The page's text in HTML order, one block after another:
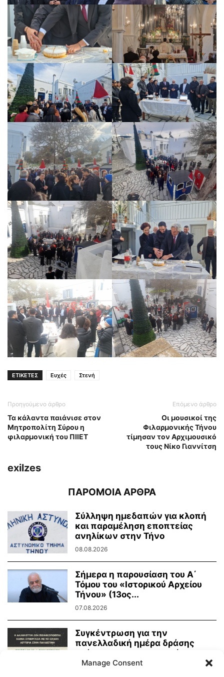
ΕΤΙΚΕΤΕΣ Ευχές Στενή
Προηγούμενο άρθρο
Τα κάλαντα παιάνισε στον
Μητροπολίτη Σύρου η
φιλαρμονική του ΠΙΙΕΤ
Επόμενο άρθρο
Οι μουσικοί της
Φιλαρμονικής Τήνου
τίμησαν τον Αρχιμουσικό
τους Νίκο Γιαννίτση
exilzes
ΠΑΡΟΜΟΙΑ ΑΡΘΡΑ
Σύλληψη ημεδαπών για κλοπή
και παραμέληση εποπτείας
ανηλίκων στην Τήνο
08.08.2026
Σήμερα η παρουσίαση του Α΄
Τόμου του «Ιστορικού Αρχείου
Τήνου» (13ος...
07.08.2026
Συγκέντρωση για την
πανελλαδική ημέρα δράσης
ενάντια στην γενοκτονία στην
Παλαιστίνη
Manage Consent